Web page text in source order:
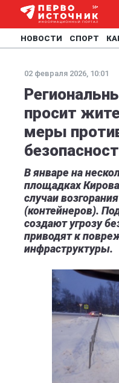
НОВОСТИ СПОРТ
02 февраля 2026, 10:01
просит
меры
В январе на
площадках
случаи
(контейнеров).
создают угрозу
приводят к
инфраструктуры.